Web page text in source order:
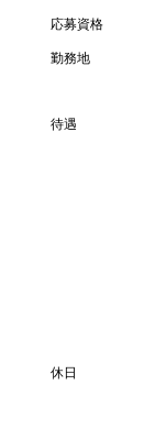
応募資格
​勤務地
待遇
休日